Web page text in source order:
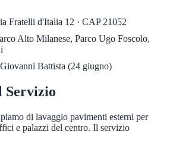
Fratelli d'Italia 12 · CAP 21052
Alto Milanese, Parco Ugo Foscolo,
Battista (24 giugno)
Servizio
di lavaggio pavimenti esterni per
e palazzi del centro. Il servizio